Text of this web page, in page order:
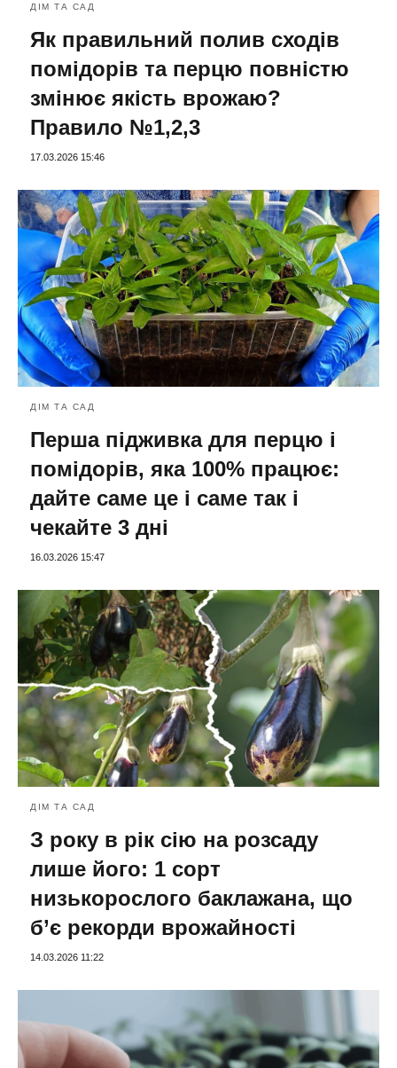
ДІМ ТА САД
Як правильний полив сходів
помідорів та перцю повністю
змінює якість врожаю?
Правило №1,2,3
17.03.2026 15:46
ДІМ ТА САД
Перша підживка для перцю і
помідорів, яка 100% працює:
дайте саме це і саме так і
чекайте 3 дні
16.03.2026 15:47
ДІМ ТА САД
З року в рік сію на розсаду
лише його: 1 сорт
низькорослого баклажана, що
б’є рекорди врожайності
14.03.2026 11:22